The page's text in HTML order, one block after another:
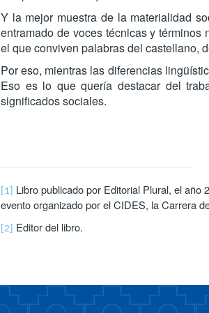
Y la mejor muestra de la materialidad
entramado de voces técnicas y
el que conviven palabras del castellano,
Por eso, mientras las diferencias
Eso es lo que quería destacar del
significados sociales.
[1]
Libro publicado por Editorial Plural, el año
evento organizado por el CIDES, la Carrera
[2] Editor del libro.